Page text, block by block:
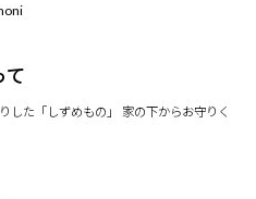
した「しずめもの」 家の下からお守りく